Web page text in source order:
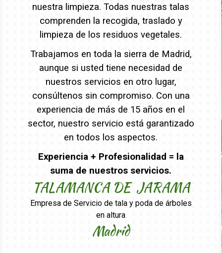
nuestra limpieza. Todas nuestras talas
comprenden la recogida, traslado y
limpieza de los residuos vegetales.
Trabajamos en toda la sierra de Madrid,
aunque si usted tiene necesidad de
nuestros servicios en otro lugar,
consúltenos sin compromiso. Con una
experiencia de más de 15 años en el
sector, nuestro servicio está garantizado
en todos los aspectos.
Experiencia + Profesionalidad = la
suma de nuestros servicios.
TALAMANCA DE JARAMA
Empresa de Servicio de tala y poda de árboles
en altura
Madrid